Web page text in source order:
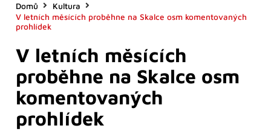
Domů
Kultura
V letních měsících proběhne na Skalce osm komentovaných
prohlídek
V letních měsících
proběhne na Skalce osm
komentovaných
prohlídek